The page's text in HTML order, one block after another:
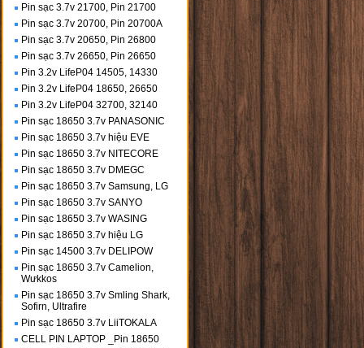
Pin sạc 3.7v 21700, Pin 21700
Pin sạc 3.7v 20700, Pin 20700A
Pin sạc 3.7v 20650, Pin 26800
Pin sạc 3.7v 26650, Pin 26650
Pin 3.2v LifeP04 14505, 14330
Pin 3.2v LifeP04 18650, 26650
Pin 3.2v LifeP04 32700, 32140
Pin sạc 18650 3.7v PANASONIC
Pin sạc 18650 3.7v hiệu EVE
Pin sạc 18650 3.7v NITECORE
Pin sạc 18650 3.7v DMEGC
Pin sạc 18650 3.7v Samsung, LG
Pin sạc 18650 3.7v SANYO
Pin sạc 18650 3.7v WASING
Pin sạc 18650 3.7v hiệu LG
Pin sạc 14500 3.7v DELIPOW
Pin sạc 18650 3.7v Camelion,
Wưkkos
Pin sạc 18650 3.7v Smling Shark,
Sofirn, Ultrafire
Pin sạc 18650 3.7v LiiTOKALA
CELL PIN LAPTOP _Pin 18650